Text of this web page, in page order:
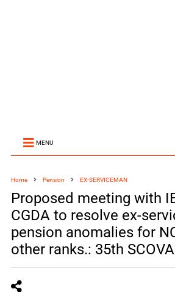
MENU
Home Pension EX-SERVICEMAN
Proposed meeting with
CGDA to resolve ex-
pension anomalies for
other ranks.: 35th SCOVA